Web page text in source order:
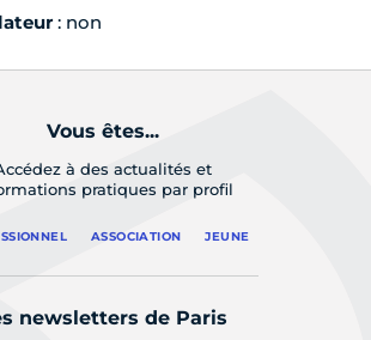
: non
Vous êtes...
à des actualités et
pratiques par profil
ASSOCIATION JEUNE
newsletters de Paris